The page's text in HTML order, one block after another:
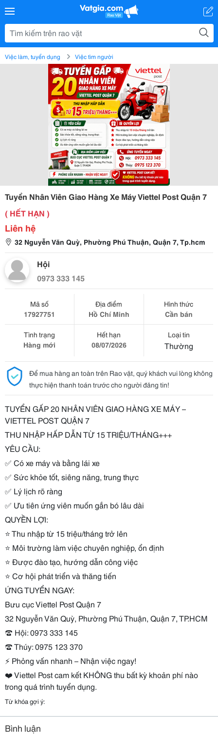
Việc làm, tuyển dụng Việc tìm người
Tuyển Nhân Viên Giao Hàng Xe Máy Viettel Post Quận 7
( HẾT HẠN )
Liên hệ
32 Nguyễn Văn Quỳ, Phường Phú Thuận, Quận 7, Tp.hcm
Hội
0973 333 145
Mã số
17927751
Địa điểm
Hồ Chí Minh
Hình thức
Cần bán
Tình trạng
Hàng mới
Hết hạn
08/07/2026
Loại tin
Thường
Để mua hàng an toàn trên Rao vặt, quý khách vui lòng không
thực hiện thanh toán trước cho người đăng tin!
TUYỂN GẤP 20 NHÂN VIÊN GIAO HÀNG XE MÁY –
VIETTEL POST QUẬN 7
THU NHẬP HẤP DẪN TỪ 15 TRIỆU/THÁNG+++
YÊU CẦU:
✅ Có xe máy và bằng lái xe
✅ Sức khỏe tốt, siêng năng, trung thực
✅ Lý lịch rõ ràng
✅ Ưu tiên ứng viên muốn gắn bó lâu dài
QUYỀN LỢI:
⭐Thu nhập từ 15 triệu/tháng trở lên
⭐ Môi trường làm việc chuyên nghiệp, ổn định
⭐ Được đào tạo, hướng dẫn công việc
⭐ Cơ hội phát triển và thăng tiến
ỨNG TUYỂN NGAY:
Bưu cục Viettel Post Quận 7
32 Nguyễn Văn Quỳ, Phường Phú Thuận, Quận 7, TP.HCM
☎️ Hội: 0973 333 145
☎️Thúy: 0975 123 370
⚡ Phỏng vấn nhanh – Nhận việc ngay!
❤️Viettel Post cam kết KHÔNG thu bất kỳ khoản phí nào
trong quá trình tuyển dụng.
Từ khóa gợi ý:
Bình luận